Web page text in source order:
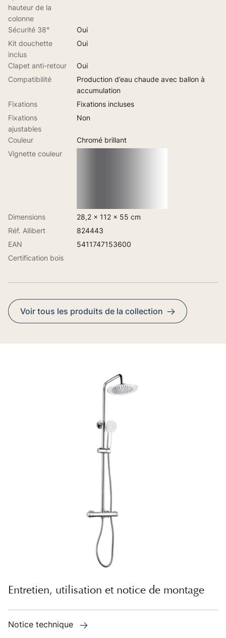
hauteur de la
colonne
Sécurité 38°
Oui
Kit douchette
inclus
Oui
Clapet anti-retour
Oui
Compatibilité
Production d’eau chaude avec ballon à
accumulation
Fixations
Fixations incluses
Fixations
ajustables
Non
Couleur
Chromé brillant
Vignette couleur
Dimensions
28,2 x 112 x 55 cm
Réf. Allibert
824443
EAN
5411747153600
Certification bois
Voir tous les produits de la collection
Entretien, utilisation et notice de montage
Notice technique